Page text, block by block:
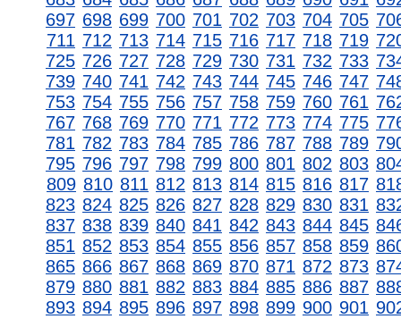
697 698 699 700 701 702 703 704 705
711 712 713 714 715 716 717 718 719
725 726 727 728 729 730 731 732 733
739 740 741 742 743 744 745 746 747
753 754 755 756 757 758 759 760 761
767 768 769 770 771 772 773 774 775
781 782 783 784 785 786 787 788 789
795 796 797 798 799 800 801 802 803
809 810 811 812 813 814 815 816 817
823 824 825 826 827 828 829 830 831
837 838 839 840 841 842 843 844 845
851 852 853 854 855 856 857 858 859
865 866 867 868 869 870 871 872 873
879 880 881 882 883 884 885 886 887
893 894 895 896 897 898 899 900 901